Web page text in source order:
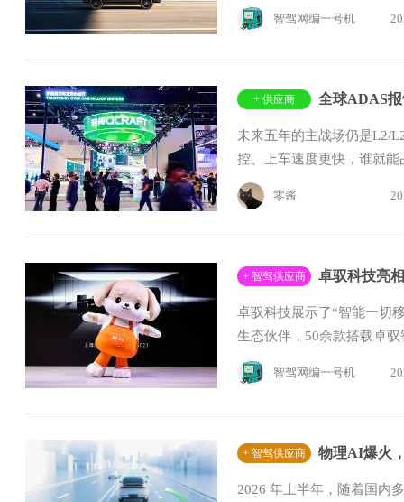
智驾网编一号机
+ 供应商
未来五年的主战场仍是L2/
控、上车速度更快，谁就能
零酱
+ 智驾供应商
卓驭科技展示了“智能一切
生态伙伴，50余款搭载卓
智驾网编一号机
+ 智驾供应商 物理AI爆火
2026 年上半年，随着国内